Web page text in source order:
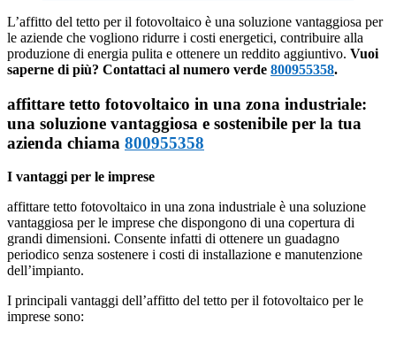
L’affitto del tetto per il fotovoltaico è una soluzione vantaggiosa per
le aziende che vogliono ridurre i costi energetici, contribuire alla
produzione di energia pulita e ottenere un reddito aggiuntivo. Vuoi
saperne di più? Contattaci al numero verde 800955358.
affittare tetto fotovoltaico in una zona industriale:
una soluzione vantaggiosa e sostenibile per la tua
azienda chiama 800955358
I vantaggi per le imprese
affittare tetto fotovoltaico in una zona industriale è una soluzione
vantaggiosa per le imprese che dispongono di una copertura di
grandi dimensioni. Consente infatti di ottenere un guadagno
periodico senza sostenere i costi di installazione e manutenzione
dell’impianto.
I principali vantaggi dell’affitto del tetto per il fotovoltaico per le
imprese sono: